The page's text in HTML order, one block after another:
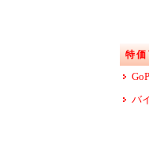
特価
バ